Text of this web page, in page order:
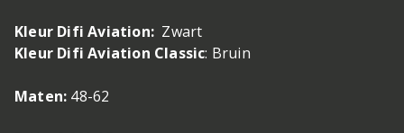
Kleur Difi Aviation: Zwart
Kleur Difi Aviation Classic: Bruin
Maten: 48-62